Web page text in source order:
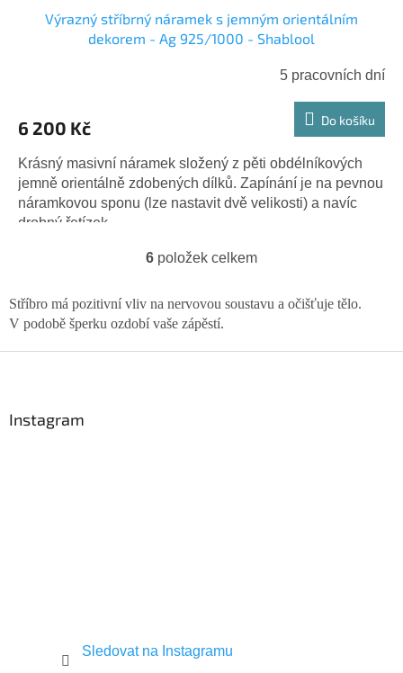
Výrazný stříbrný náramek s jemným orientálním
dekorem - Ag 925/1000 - Shablool
5 pracovních dní
6 200 Kč Do košíku
Krásný masivní náramek složený z pěti obdélníkových
jemně orientálně zdobených dílků. Zapínání je na pevnou
náramkovou sponu (lze nastavit dvě velikosti) a navíc
drobný řetízek...
O
l
á
d
a
6 položek celkem
Stříbro má pozitivní vliv na nervovou soustavu a očišťuje tělo.
V podobě šperku ozdobí vaše zápěstí.
Instagram
Sledovat na Instagramu